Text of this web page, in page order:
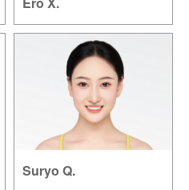
Suryo Q.